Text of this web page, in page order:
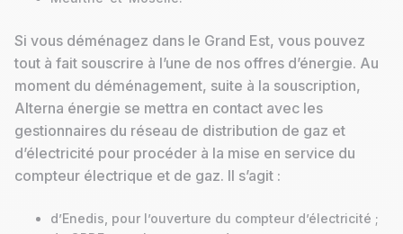
Si vous déménagez dans le Grand Est, vous pouvez
tout à fait souscrire à l’une de nos offres d’énergie. Au
moment du déménagement, suite à la souscription,
Alterna énergie se mettra en contact avec les
gestionnaires du réseau de distribution de gaz et
d’électricité pour procéder à la mise en service du
compteur électrique et de gaz. Il s’agit :
d’Enedis, pour l’ouverture du compteur d’électricité ;